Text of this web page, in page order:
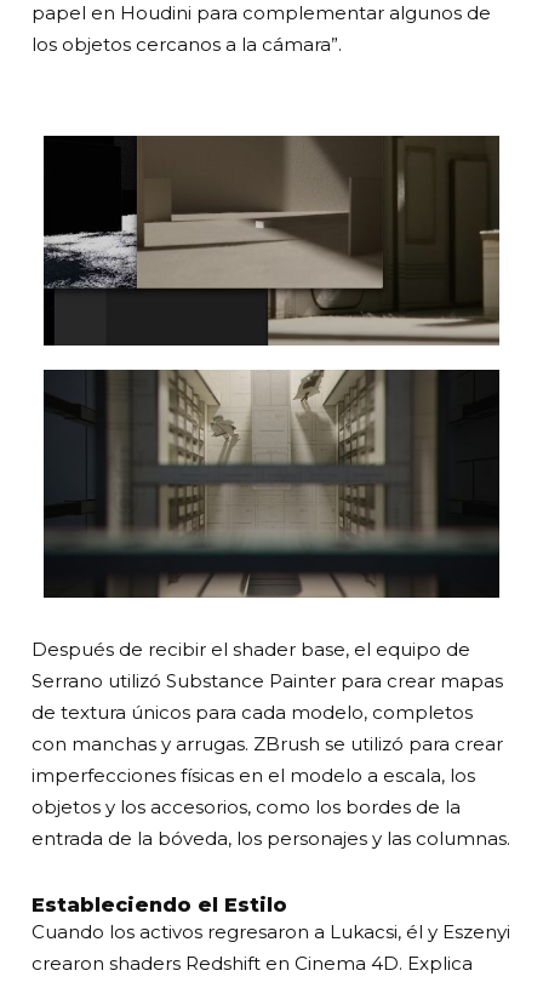
papel en Houdini para complementar algunos de
los objetos cercanos a la cámara”.
Después de recibir el shader base, el equipo de
Serrano utilizó Substance Painter para crear mapas
de textura únicos para cada modelo, completos
con manchas y arrugas. ZBrush se utilizó para crear
imperfecciones físicas en el modelo a escala, los
objetos y los accesorios, como los bordes de la
entrada de la bóveda, los personajes y las columnas.
Estableciendo el Estilo
Cuando los activos regresaron a Lukacsi, él y Eszenyi
crearon shaders Redshift en Cinema 4D. Explica